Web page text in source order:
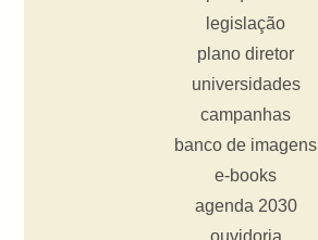
legislação
plano diretor
universidades
campanhas
banco de imagens
e-books
agenda 2030
ouvidoria